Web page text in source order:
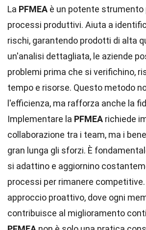
La PFMEA è un potente strumento
processi produttivi. Aiuta a
rischi, garantendo prodotti di alta
un'analisi dettagliata, le aziende
problemi prima che si verifichino,
tempo e risorse. Questo metodo
l'efficienza, ma rafforza anche la
Implementare la PFMEA richiede
collaborazione tra i team, ma i
gran lunga gli sforzi. È
si adattino e aggiornino
processi per rimanere competitive.
approccio proattivo, dove ogni
contribuisce al miglioramento